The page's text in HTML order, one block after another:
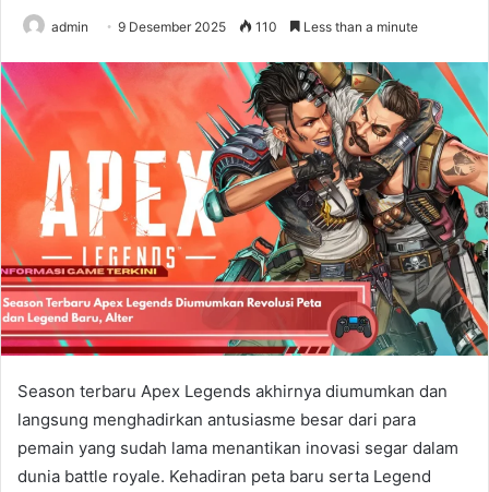
admin 9 Desember 2025 110 Less than a minute
Season terbaru Apex Legends akhirnya diumumkan dan
langsung menghadirkan antusiasme besar dari para
pemain yang sudah lama menantikan inovasi segar dalam
dunia battle royale. Kehadiran peta baru serta Legend